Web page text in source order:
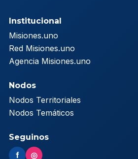
Institucional
Misiones.uno
Red Misiones.uno
Agencia Misiones.uno
Nodos
Nodos Territoriales
Nodos Temáticos
Seguinos
f ◎